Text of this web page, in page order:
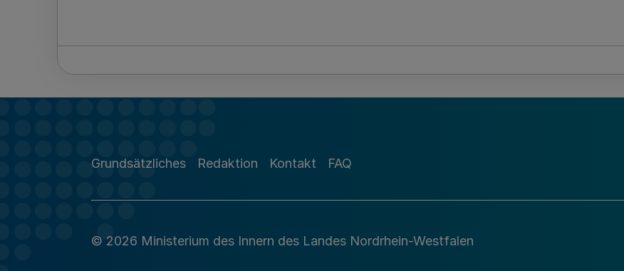
Grundsätzliches Redaktion Kontakt FAQ
© 2026 Ministerium des Innern des Landes Nordrhein-Westfalen